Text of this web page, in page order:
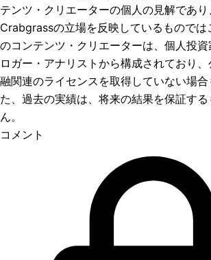
テンツ・クリエーターの個人の見解であ
Crabgrassの立場を反映しているものでは
のコンテンツ・クリエーターは、個人投
ロガー・アナリストから構成されており
融関連のライセンスを取得していない場合
た、過去の実績は、将来の結果を保証す
ん。
コメント